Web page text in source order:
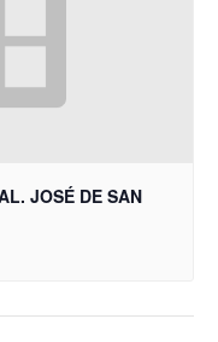
JOSÉ DE SAN